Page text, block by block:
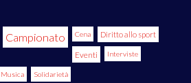
Campionato Cena Diritto allo sport
Eventi Interviste
Musica Solidarietà